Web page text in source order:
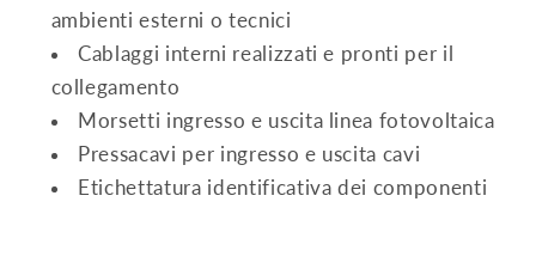
ambienti esterni o tecnici
Cablaggi interni realizzati e pronti per il
collegamento
Morsetti ingresso e uscita linea fotovoltaica
Pressacavi per ingresso e uscita cavi
Etichettatura identificativa dei componenti